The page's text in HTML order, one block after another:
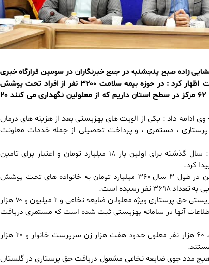
زاده صبح پنجشنبه در جمع خبرنگاران در سومین قرارگاه خبری
شهید همدانی به مناسبت هفته دولت اظهار کرد : در حوزه بیمه سلامت ۳۲۰۰ نفر از افراد تحت پوشش
خدمات نشان دار استفاده می کنند ، ۶۲ مرکز در سطح استان داریم که از معلولین نگهداری می کنند ۲۰
ادامه داد : یکی از الویت های بهزیستی بعد از هزینه های درمان
، مستمری ، و پرداخت تحصیلی از جمله خدمات معاونت
فشایی زاده معاون بهزیستی استان : سال گذشته برای اولین بار ۱۸ میلیارد تومان و اعتبار برای تامین
کرد.
وی با اشاره به اینکه : در بحث مسکن در طول ۳ سال ۳۶۰ میلیارد تومان به خانواده های تحت پوشش
نفر رسیده است.
طبقه گفته وی : یکی از الویت های بهزیستی حق پرستاری ویژه معلولان ضایعه نخاعی و ۲ میلیون و ۷۰ هزار
اطلاعات آنها در سامانه بهزیستی ثبت شده است که مستمری دریافت
وی یاد آور شد : در بهزیستی استان ، ۶۰ هزار نفر معلول حدود هفت هزار زن سرپرست خانوار و ۲۰ هزار
هیچ مدد جوی ضایعه نخاعی مشمول دریافت حق پرستاری در گلستان